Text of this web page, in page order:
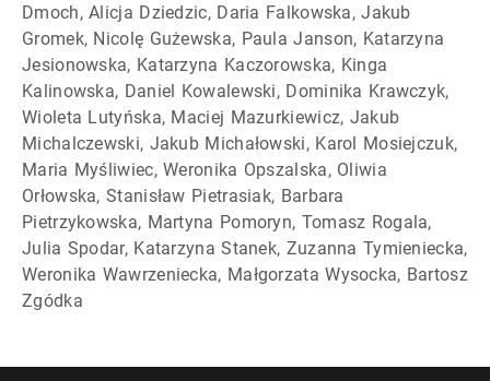
Dmoch, Alicja Dziedzic, Daria Falkowska, Jakub
Gromek, Nicolę Gużewska, Paula Janson, Katarzyna
Jesionowska, Katarzyna Kaczorowska, Kinga
Kalinowska, Daniel Kowalewski, Dominika Krawczyk,
Wioleta Lutyńska, Maciej Mazurkiewicz, Jakub
Michalczewski, Jakub Michałowski, Karol Mosiejczuk,
Maria Myśliwiec, Weronika Opszalska, Oliwia
Orłowska, Stanisław Pietrasiak, Barbara
Pietrzykowska, Martyna Pomoryn, Tomasz Rogala,
Julia Spodar, Katarzyna Stanek, Zuzanna Tymieniecka,
Weronika Wawrzeniecka, Małgorzata Wysocka, Bartosz
Zgódka